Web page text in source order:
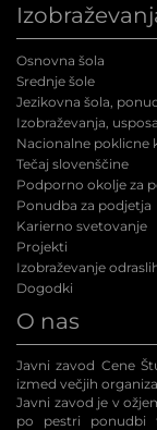
Osnovna šola
Srednje šole
Jezikovna šola,
Izobraževanja,
Nacionalne poklicne
Tečaj slovenščine
Podporno okolje za
Ponudba za podjetja
Karierno svetovanje
Projekti
Izobraževanje
Dogodki
O nas
Javni zavod Cene
izmed večjih
Javni zavod je v
po pestri ponudbi